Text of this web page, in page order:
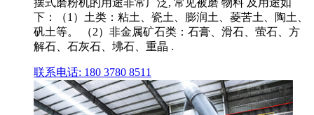
摆式磨粉机的用途非常广泛, 常见被磨 物料 及用途如
下：（1）土类：粘土、瓷土、膨润土、菱苦土、陶土、
矾土等。 （2）非金属矿石类：石膏、滑石、萤石、方
解石、石灰石、坲石、重晶 .
联系电话: 180 3780 8511